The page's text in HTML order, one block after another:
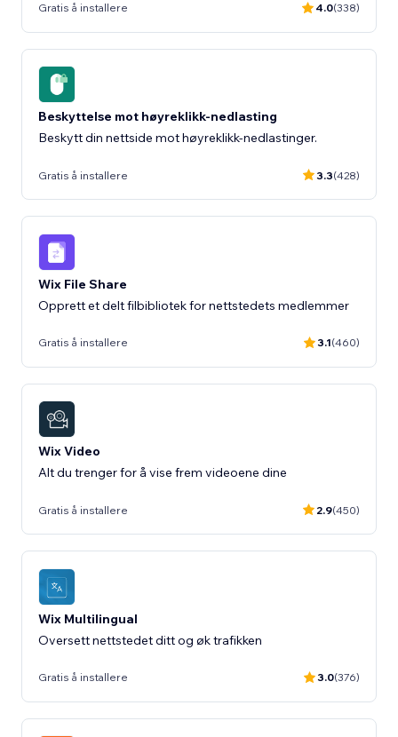
Gratis å installere 4.0(338)
Beskyttelse mot høyreklikk-nedlasting
Beskytt din nettside mot høyreklikk-nedlastinger.
Gratis å installere 3.3(428)
Wix File Share
Opprett et delt filbibliotek for nettstedets medlemmer
Gratis å installere 3.1(460)
Wix Video
Alt du trenger for å vise frem videoene dine
Gratis å installere 2.9(450)
Wix Multilingual
Oversett nettstedet ditt og øk trafikken
Gratis å installere 3.0(376)